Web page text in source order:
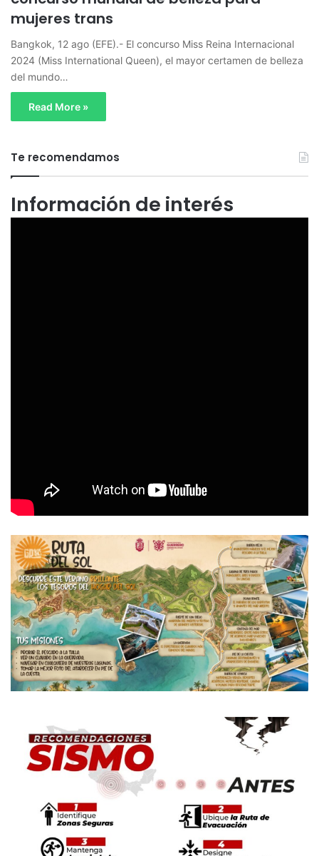
mujeres trans
Bangkok, 12 ago (EFE).- El concurso Miss Reina Internacional
2024 (Miss International Queen), el mayor certamen de belleza
del mundo…
Read More »
Te recomendamos
Información de interés